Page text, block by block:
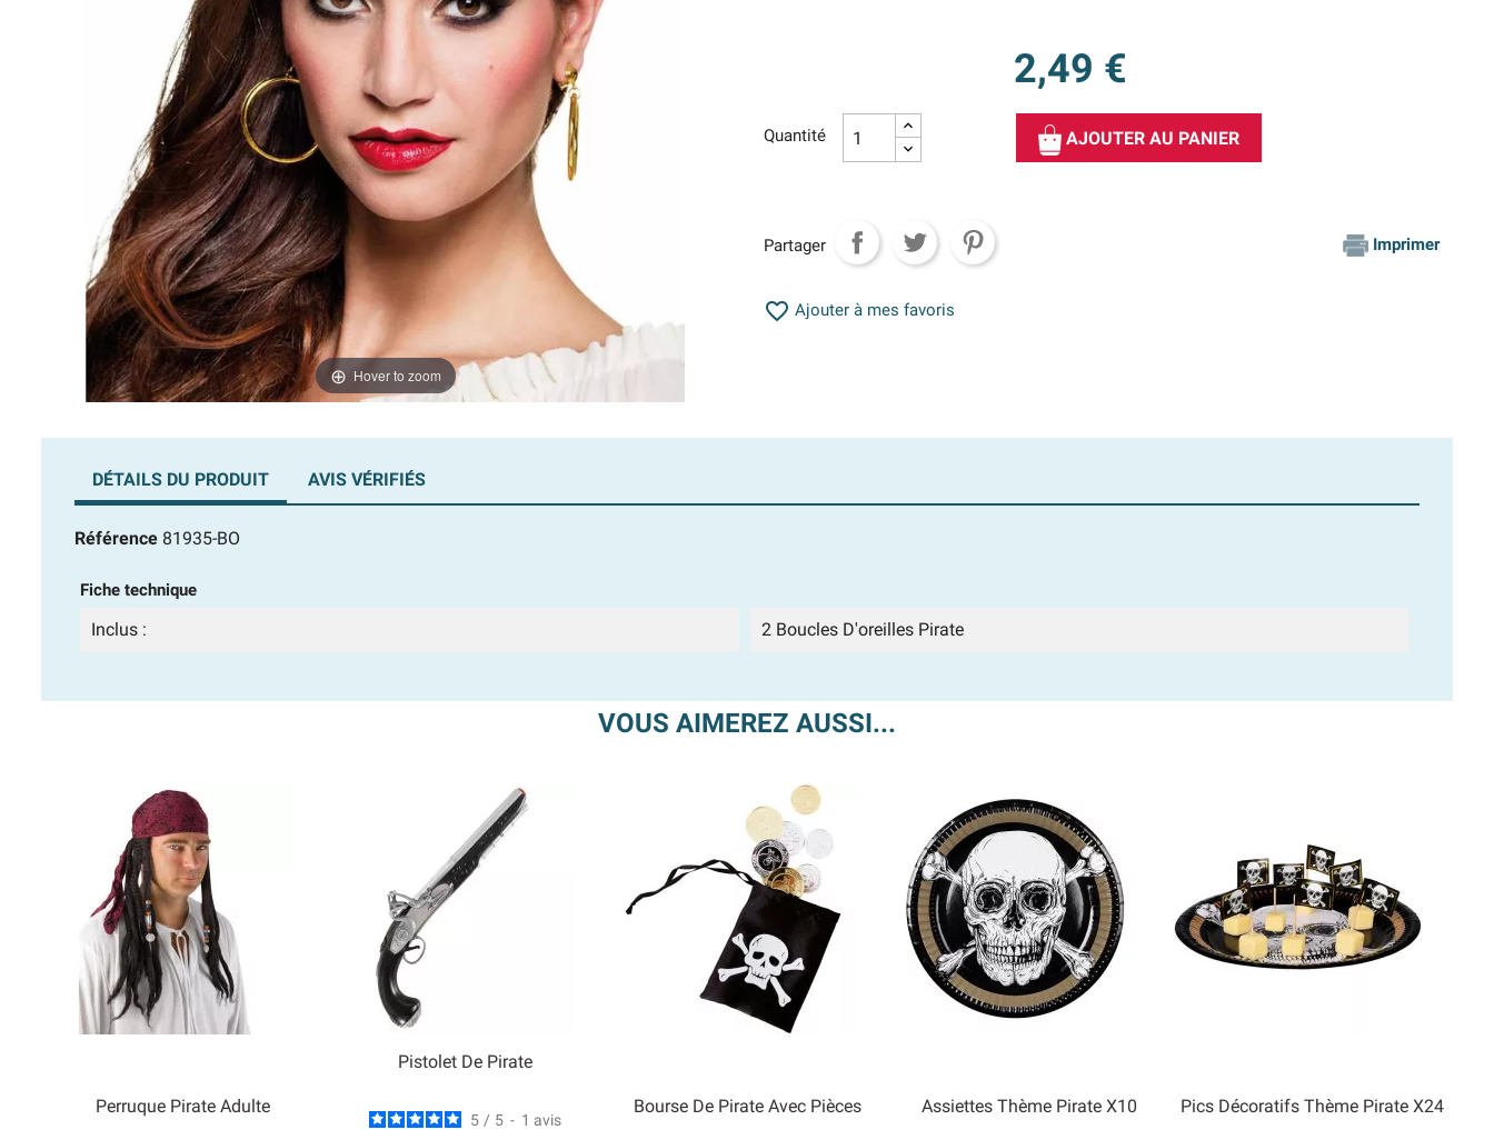
Hover to zoom
2,49 €
Quantité AJOUTER AU PANIER
Partager Imprimer
 Ajouter à mes favoris
DÉTAILS DU PRODUIT AVIS VÉRIFIÉS
Référence 81935-BO
Fiche technique
Inclus : 2 Boucles D'oreilles Pirate
VOUS AIMEREZ AUSSI...
Perruque Pirate Adulte
Pistolet De Pirate
5 / 5 - 1 avis
Bourse De Pirate Avec Pièces Assiettes Thème Pirate X10 Pics Décoratifs Thème Pirate X24